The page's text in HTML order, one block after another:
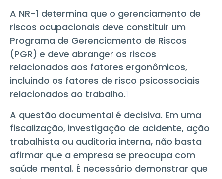
A NR-1 determina que o gerenciamento de
riscos ocupacionais deve constituir um
Programa de Gerenciamento de Riscos
(PGR) e deve abranger os riscos
relacionados aos fatores ergonômicos,
incluindo os fatores de risco psicossociais
relacionados ao trabalho.
A questão documental é decisiva. Em uma
fiscalização, investigação de acidente, ação
trabalhista ou auditoria interna, não basta
afirmar que a empresa se preocupa com
saúde mental. É necessário demonstrar que